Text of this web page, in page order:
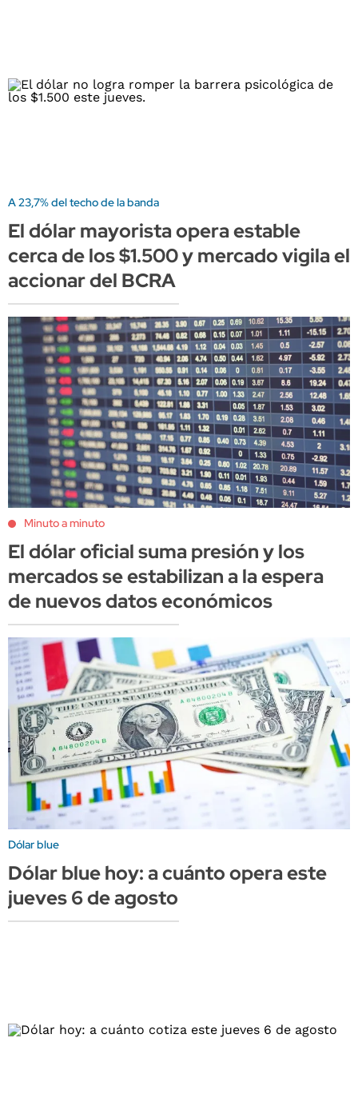
A 23,7% del techo de la banda
El dólar mayorista opera estable
cerca de los $1.500 y mercado vigila el
accionar del BCRA
Minuto a minuto
El dólar oficial suma presión y los
mercados se estabilizan a la espera
de nuevos datos económicos
Dólar blue
Dólar blue hoy: a cuánto opera este
jueves 6 de agosto